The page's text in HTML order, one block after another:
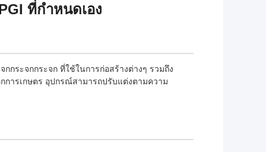
ที่กําหนดเอง
กระจกกระจก ที่ใช้ในการก่อสร้างต่างๆ รวมถึง
การเกษตร อุปกรณ์สามารถปรับแต่งตามความ